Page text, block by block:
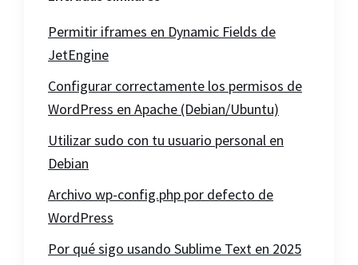
Permitir iframes en Dynamic Fields de
JetEngine
Configurar correctamente los permisos de
WordPress en Apache (Debian/Ubuntu)
Utilizar sudo con tu usuario personal en
Debian
Archivo wp-config.php por defecto de
WordPress
Por qué sigo usando Sublime Text en 2025